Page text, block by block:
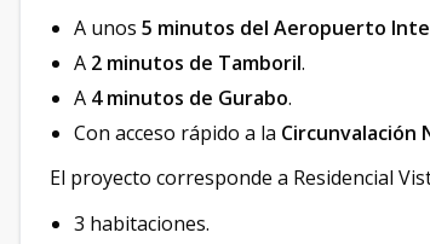
A unos 5 minutos del Aeropuerto
A 2 minutos de Tamboril.
A 4 minutos de Gurabo.
Con acceso rápido a la Circunvalación
El proyecto corresponde a Residencial
3 habitaciones.